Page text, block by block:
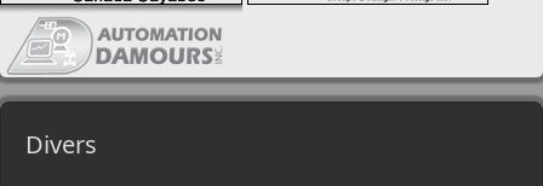
Divers